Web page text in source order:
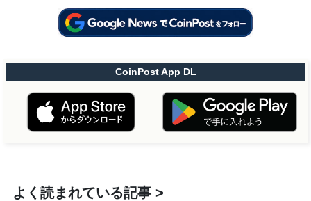
CoinPost App DL
よく読まれている記事